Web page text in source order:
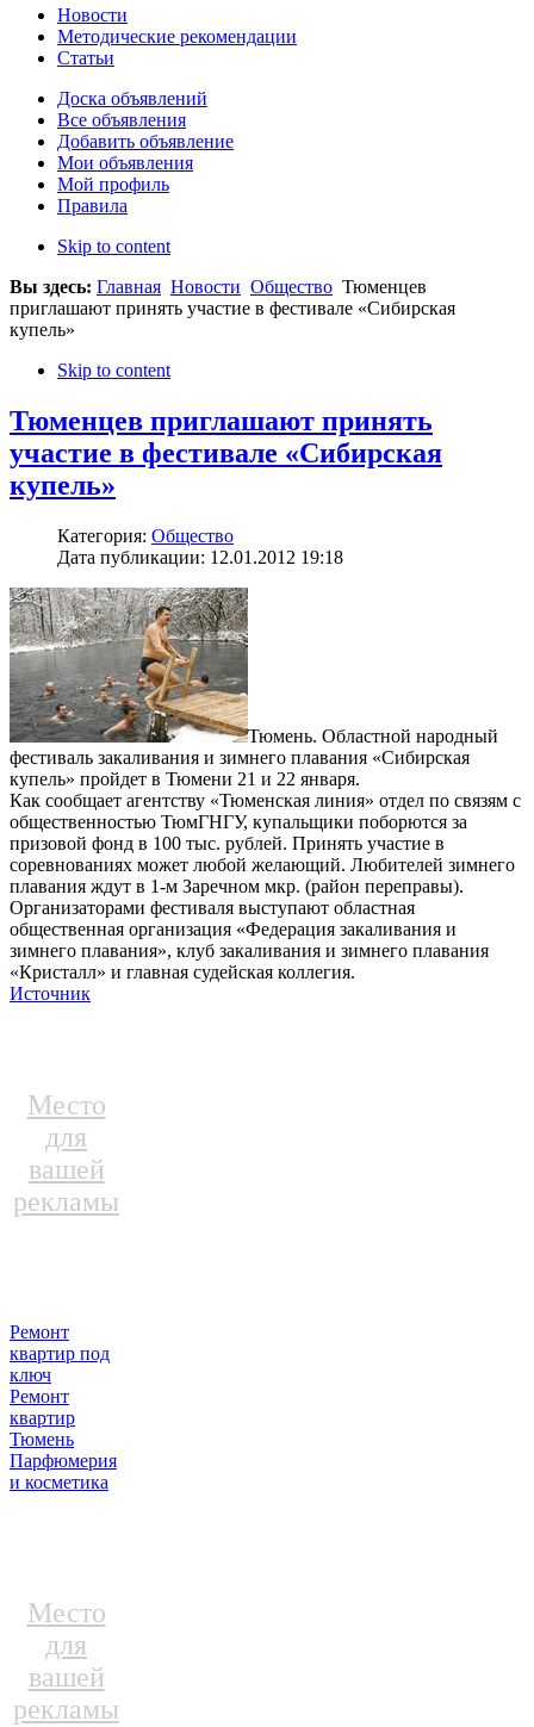
Новости
Методические рекомендации
Статьи
Доска объявлений
Все объявления
Добавить объявление
Мои объявления
Мой профиль
Правила
Skip to content
Вы здесь: Главная Новости Общество Тюменцев
приглашают принять участие в фестивале «Сибирская
купель»
Skip to content
Тюменцев приглашают принять
участие в фестивале «Сибирская
купель»
Категория: Общество
Дата публикации: 12.01.2012 19:18
Тюмень. Областной народный
фестиваль закаливания и зимнего плавания «Сибирская
купель» пройдет в Тюмени 21 и 22 января.
Как сообщает агентству «Тюменская линия» отдел по связям с
общественностью ТюмГНГУ, купальщики поборются за
призовой фонд в 100 тыс. рублей. Принять участие в
соревнованиях может любой желающий. Любителей зимнего
плавания ждут в 1-м Заречном мкр. (район переправы).
Организаторами фестиваля выступают областная
общественная организация «Федерация закаливания и
зимнего плавания», клуб закаливания и зимнего плавания
«Кристалл» и главная судейская коллегия.
Источник
Место
для
вашей
рекламы
Ремонт
квартир под
ключ
Ремонт
квартир
Тюмень
Парфюмерия
и косметика
Место
для
вашей
рекламы